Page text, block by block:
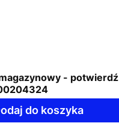
- potwierdź
do koszyka